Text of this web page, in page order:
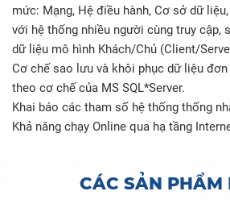
mức: Mạng, Hệ điều hành, Cơ sở dữ
với hệ thống nhiều người cùng truy cập,
dữ liệu mô hình Khách/Chủ (Client/
Cơ chế sao lưu và khôi phục dữ liệu
theo cơ chế của MS SQL*Server.
Khai báo các tham số hệ thống thống
Khả năng chạy Online qua hạ tầng
CÁC SẢN PHẨM